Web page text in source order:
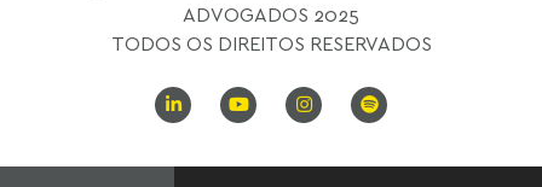
ADVOGADOS 2025
TODOS OS DIREITOS RESERVADOS